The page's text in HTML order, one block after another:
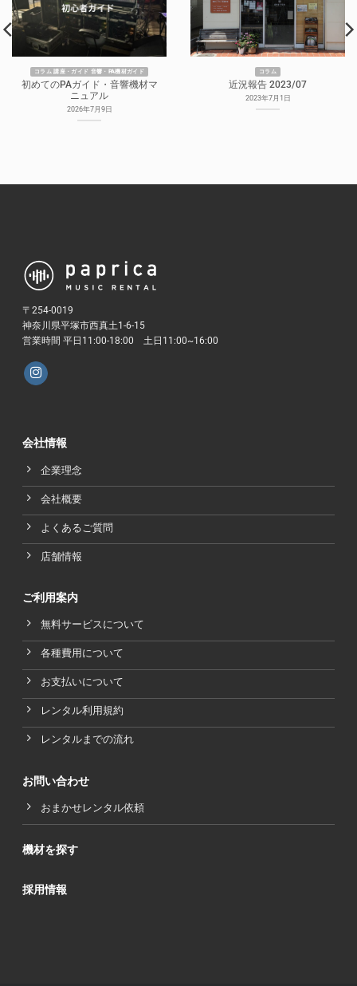
コラム 講座・ガイド 音響・PA機材ガイド
初めてのPAガイド・音響機材マ
ニュアル
2026年7月9日
コラム
近況報告 2023/07
2023年7月1日
〒254-0019
神奈川県平塚市西真土1-6-15
営業時間 平日11:00-18:00 土日11:00~16:00
会社情報
企業理念
会社概要
よくあるご質問
店舗情報
ご利用案内
無料サービスについて
各種費用について
お支払いについて
レンタル利用規約
レンタルまでの流れ
お問い合わせ
おまかせレンタル依頼
機材を探す
採用情報